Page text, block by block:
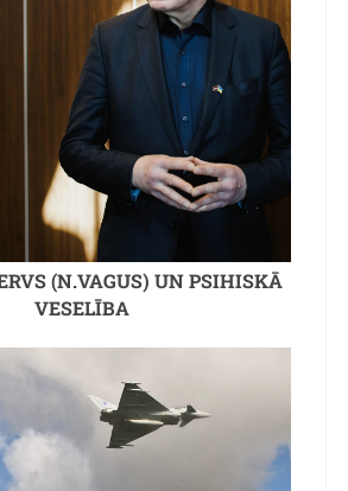
(N.VAGUS) UN PSIHISKĀ
VESELĪBA